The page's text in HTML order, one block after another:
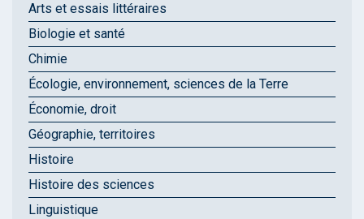
Arts et essais littéraires
Biologie et santé
Chimie
Écologie, environnement, sciences de la Terre
Économie, droit
Géographie, territoires
Histoire
Histoire des sciences
Linguistique